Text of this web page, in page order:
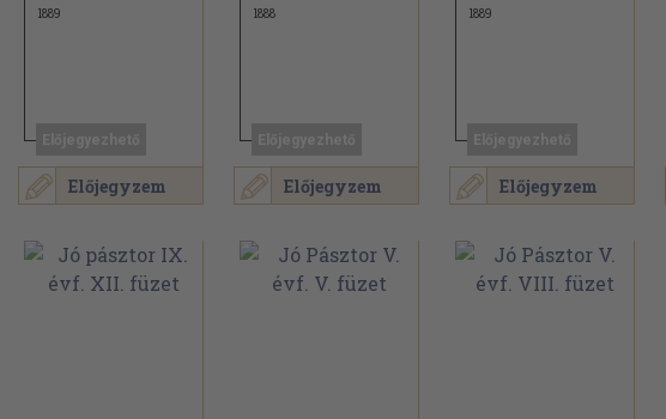
Előjegyzem
1889
Előjegyzem
1888
Előjegyzem
1889